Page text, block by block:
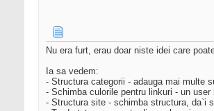
Nu era furt, erau doar niste idei care
Ia sa vedem:
- Structura categorii - adauga mai multe
- Schimba culorile pentru linkuri - un
- Structura site - schimba structura, da`i